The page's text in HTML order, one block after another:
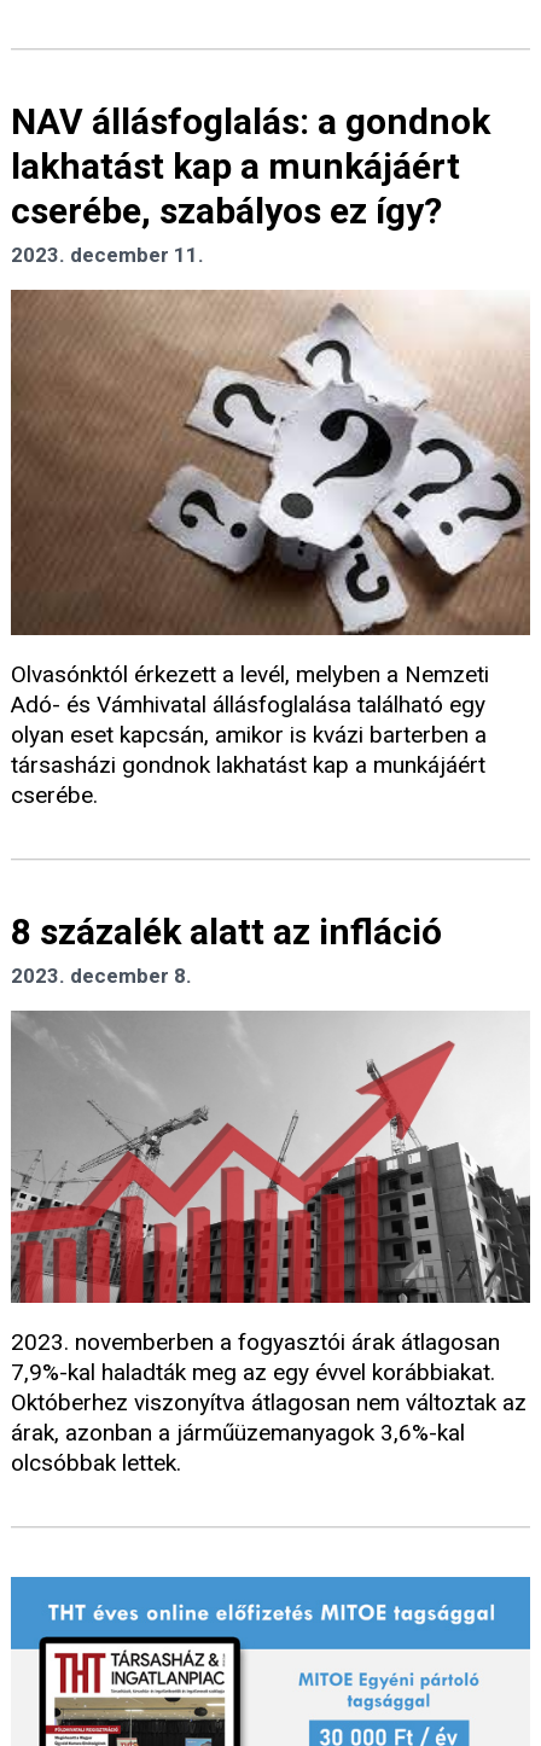
NAV állásfoglalás: a gondnok
lakhatást kap a munkájáért
cserébe, szabályos ez így?
2023. december 11.
Olvasónktól érkezett a levél, melyben a Nemzeti
Adó- és Vámhivatal állásfoglalása található egy
olyan eset kapcsán, amikor is kvázi barterben a
társasházi gondnok lakhatást kap a munkájáért
cserébe.
8 százalék alatt az infláció
2023. december 8.
2023. novemberben a fogyasztói árak átlagosan
7,9%-kal haladták meg az egy évvel korábbiakat.
Októberhez viszonyítva átlagosan nem változtak az
árak, azonban a járműüzemanyagok 3,6%-kal
olcsóbbak lettek.